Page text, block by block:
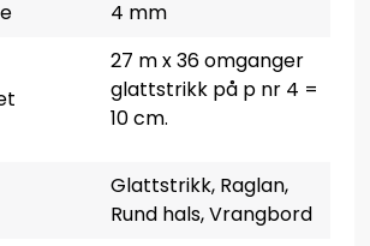
4 mm
27 m x 36 omganger
glattstrikk på p nr 4 =
10 cm.
Glattstrikk, Raglan,
Rund hals, Vrangbord